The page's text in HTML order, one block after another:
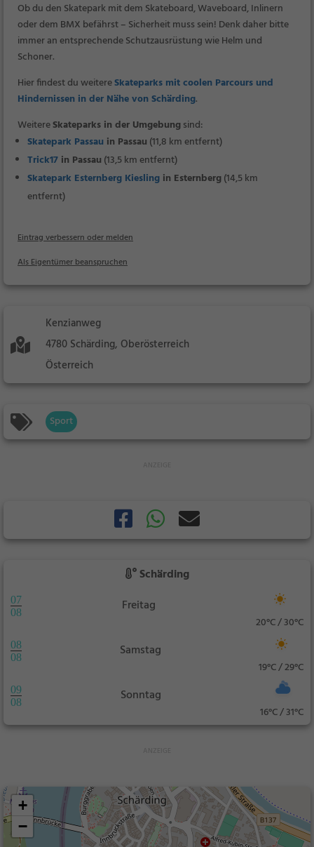
Ob du den Skatepark mit dem Skateboard, Waveboard, Inlinern
oder dem BMX befährst – Sicherheit muss sein! Denk daher bitte
immer an entsprechende Schutzausrüstung wie Helm und
Schoner.
Hier findest du weitereSkateparks mit coolen Parcours und
Hindernissen in der Nähe von Schärding.
WeitereSkateparks in der Umgebungsind:
Skatepark Passau in Passau (11,8 km entfernt)
Trick17 in Passau (13,5 km entfernt)
Skatepark Esternberg Kiesling in Esternberg(14,5 km
entfernt)
Eintrag verbessern oder melden
Als Eigentümer beanspruchen
Kenzianweg
4780 Schärding, Oberösterreich
Österreich
Sport
Schärding
07
08
Freitag
20°C / 30°C
08
08
Samstag
19°C / 29°C
09
08
Sonntag
16°C / 31°C
+
−